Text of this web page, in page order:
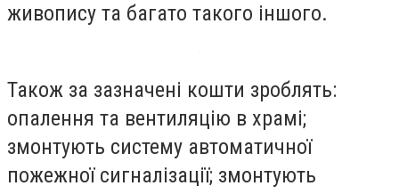
живопису та багато такого іншого.
Також за зазначені кошти зроблять:
опалення та вентиляцію в храмі;
змонтують систему автоматичної
пожежної сигналізації; змонтують